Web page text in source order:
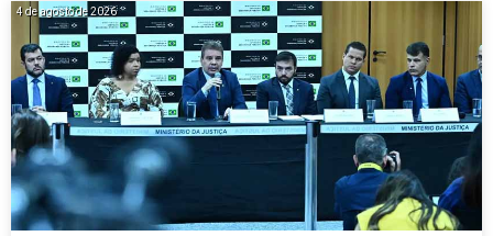
4 de agosto de 2026